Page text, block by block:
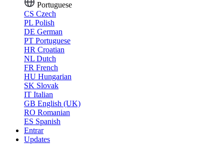
Portuguese
CS Czech
PL Polish
DE German
PT Portuguese
HR Croatian
NL Dutch
FR French
HU Hungarian
SK Slovak
IT Italian
GB English (UK)
RO Romanian
ES Spanish
Entrar
Updates